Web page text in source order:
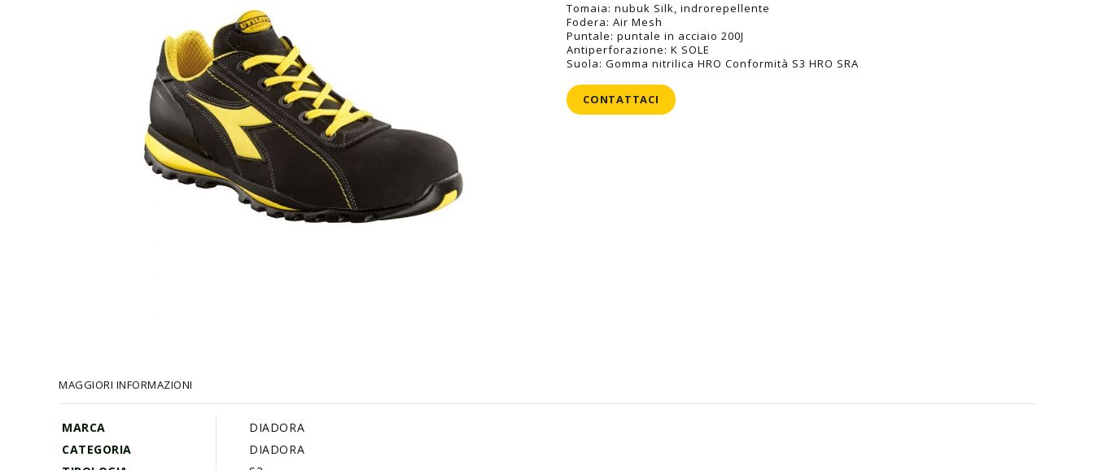
di
immagini
Tomaia: nubuk Silk, indrorepellente
Fodera: Air Mesh
Puntale: puntale in acciaio 200J
Antiperforazione: K SOLE
Suola: Gomma nitrilica HRO Conformità S3 HRO SRA
CONTATTACI
MAGGIORI INFORMAZIONI
MARCA
DIADORA
CATEGORIA
DIADORA